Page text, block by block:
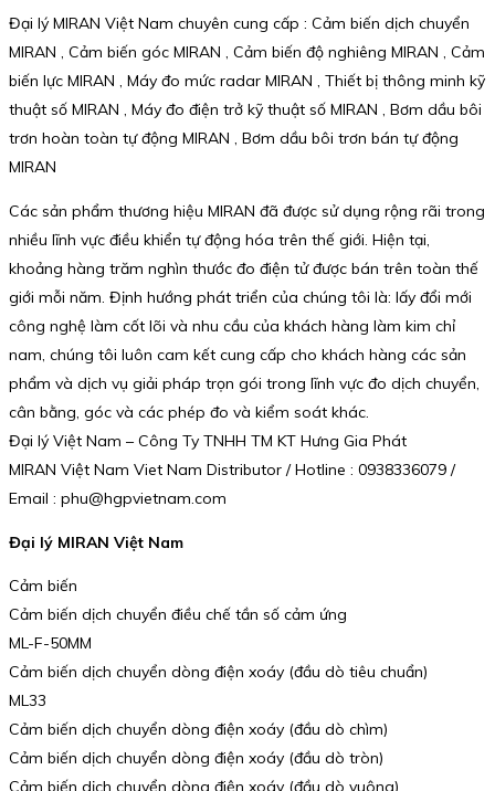
Đại lý MIRAN Việt Nam chuyên cung cấp : Cảm biến dịch chuyển
MIRAN , Cảm biến góc MIRAN , Cảm biến độ nghiêng MIRAN , Cảm
biến lực MIRAN , Máy đo mức radar MIRAN , Thiết bị thông minh kỹ
thuật số MIRAN , Máy đo điện trở kỹ thuật số MIRAN , Bơm dầu bôi
trơn hoàn toàn tự động MIRAN , Bơm dầu bôi trơn bán tự động
MIRAN
Các sản phẩm thương hiệu MIRAN đã được sử dụng rộng rãi trong
nhiều lĩnh vực điều khiển tự động hóa trên thế giới. Hiện tại,
khoảng hàng trăm nghìn thước đo điện tử được bán trên toàn thế
giới mỗi năm. Định hướng phát triển của chúng tôi là: lấy đổi mới
công nghệ làm cốt lõi và nhu cầu của khách hàng làm kim chỉ
nam, chúng tôi luôn cam kết cung cấp cho khách hàng các sản
phẩm và dịch vụ giải pháp trọn gói trong lĩnh vực đo dịch chuyển,
cân bằng, góc và các phép đo và kiểm soát khác.
Đại lý Việt Nam – Công Ty TNHH TM KT Hưng Gia Phát
MIRAN Việt Nam Viet Nam Distributor / Hotline : 0938336079 /
Email : phu@hgpvietnam.com
Đại lý MIRAN Việt Nam
Cảm biến
Cảm biến dịch chuyển điều chế tần số cảm ứng
ML-F-50MM
Cảm biến dịch chuyển dòng điện xoáy (đầu dò tiêu chuẩn)
ML33
Cảm biến dịch chuyển dòng điện xoáy (đầu dò chìm)
Cảm biến dịch chuyển dòng điện xoáy (đầu dò tròn)
Cảm biến dịch chuyển dòng điện xoáy (đầu dò vuông)